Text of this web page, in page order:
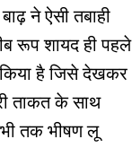
ने ऐसी तबाही
रूप शायद ही पहले
किया है जिसे देखकर
ताकत के साथ
तक भीषण लू